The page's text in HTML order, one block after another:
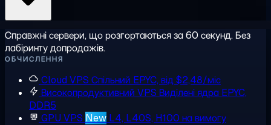
Справжні сервери, що розгортаються за 60 секунд. Без
лабіринту допродажів.
ОБЧИСЛЕННЯ
Cloud VPS Спільний EPYC, від $2,48/міс
Високопродуктивний VPS Виділені ядра EPYC,
DDR5
GPU VPS New L4, L40S, H100 на вимогу